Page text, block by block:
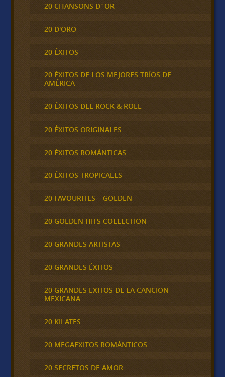
20 CHANSONS D´OR
20 D'ORO
20 ÉXITOS
20 ÉXITOS DE LOS MEJORES TRÍOS DE
AMÉRICA
20 ÉXITOS DEL ROCK & ROLL
20 ÉXITOS ORIGINALES
20 ÉXITOS ROMÁNTICAS
20 ÉXITOS TROPICALES
20 FAVOURITES – GOLDEN
20 GOLDEN HITS COLLECTION
20 GRANDES ARTISTAS
20 GRANDES ÉXITOS
20 GRANDES EXITOS DE LA CANCION
MEXICANA
20 KILATES
20 MEGAEXITOS ROMÁNTICOS
20 SECRETOS DE AMOR